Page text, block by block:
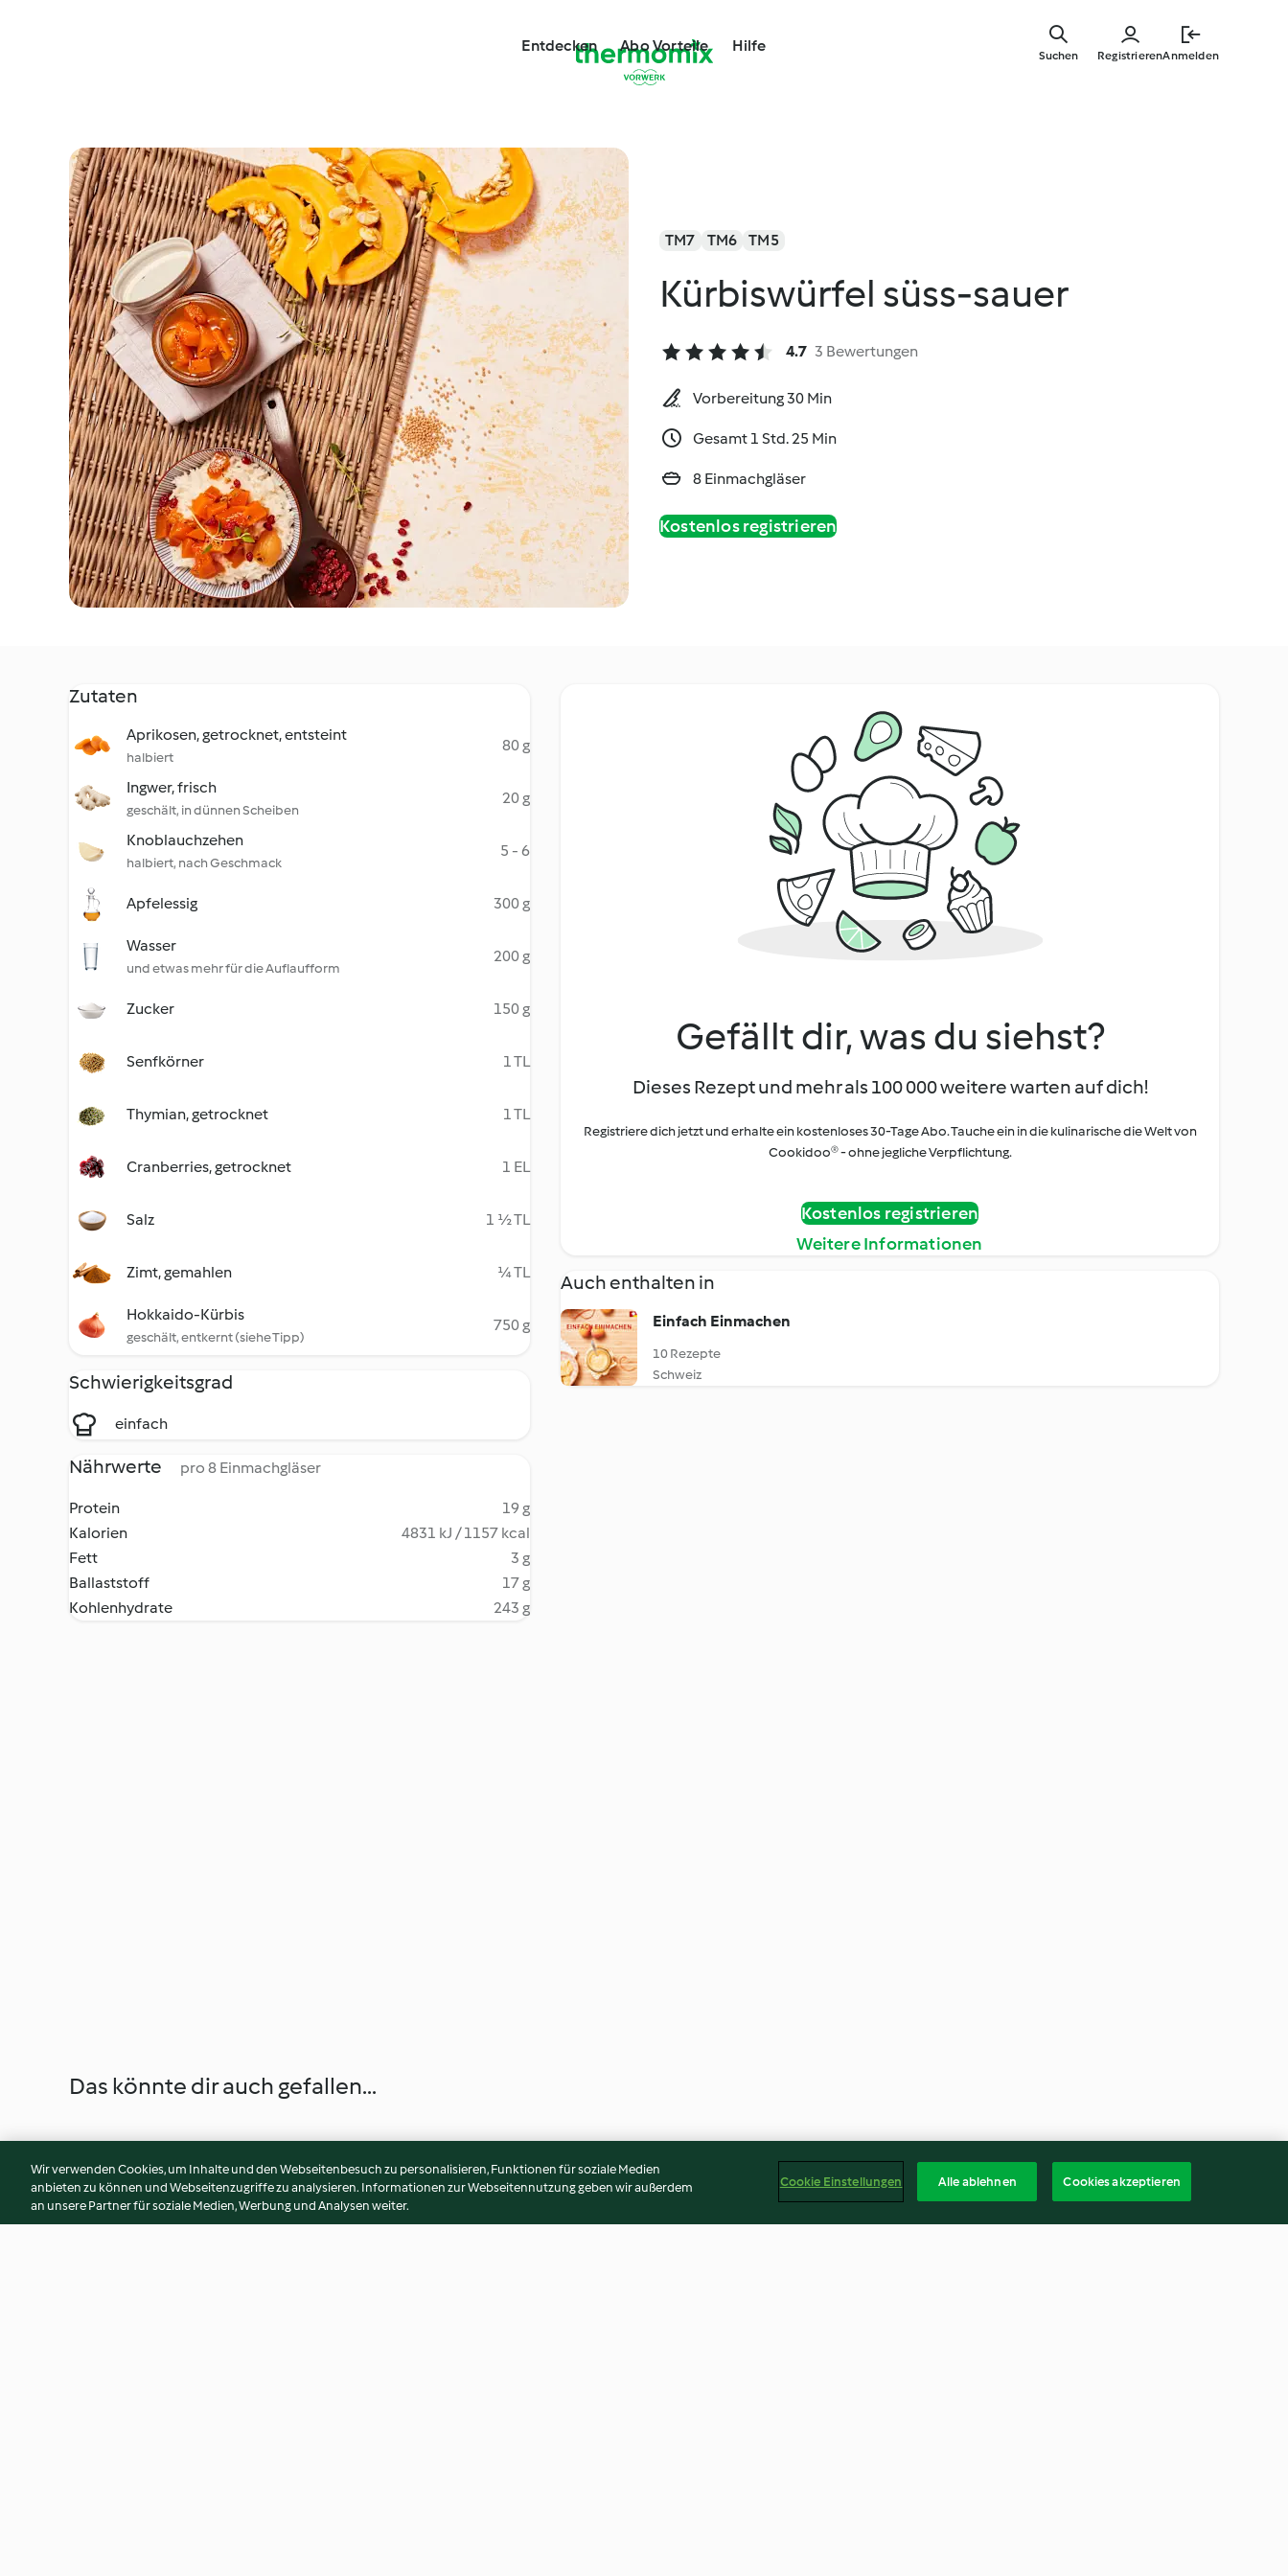
springen
Entdecken Abo Vorteile Hilfe
RegistrierenAnmelden
Suchen
TM7 TM6 TM5
Kürbiswürfel süss-sauer
4.7 3 Bewertungen
Vorbereitung 30 Min
Gesamt 1 Std. 25 Min
8 Einmachgläser
Kostenlos registrieren
Zutaten
Aprikosen, getrocknet, entsteint
halbiert
80 g
Ingwer, frisch
geschält, in dünnen Scheiben
20 g
Knoblauchzehen
halbiert, nach Geschmack
5 - 6
Apfelessig 300 g
Wasser
und etwas mehr für die Auflaufform
200 g
Zucker 150 g
Senfkörner 1 TL
Thymian, getrocknet 1 TL
Cranberries, getrocknet 1 EL
Salz 1 ½ TL
Zimt, gemahlen ¼ TL
Hokkaido-Kürbis
geschält, entkernt (siehe Tipp)
750 g
Schwierigkeitsgrad
einfach
Nährwerte pro 8 Einmachgläser
Protein
19 g
Kalorien
4831 kJ / 1157 kcal
Fett
3 g
Ballaststoff
17 g
Kohlenhydrate
243 g
Gefällt dir, was du siehst?
Dieses Rezept und mehr als 100 000 weitere warten auf dich!
Registriere dich jetzt und erhalte ein kostenloses 30-Tage Abo. Tauche ein in die kulinarische die Welt von
Cookidoo® - ohne jegliche Verpflichtung.
Kostenlos registrieren
Weitere Informationen
Auch enthalten in
Einfach Einmachen
10 Rezepte
Schweiz
Das könnte dir auch gefallen...
Wir verwenden Cookies, um Inhalte und den Webseitenbesuch zu personalisieren, Funktionen für soziale Medien
anbieten zu können und Webseitenzugriffe zu analysieren. Informationen zur Webseitennutzung geben wir außerdem
an unsere Partner für soziale Medien, Werbung und Analysen weiter.
Cookie Einstellungen Alle ablehnen Cookies akzeptieren